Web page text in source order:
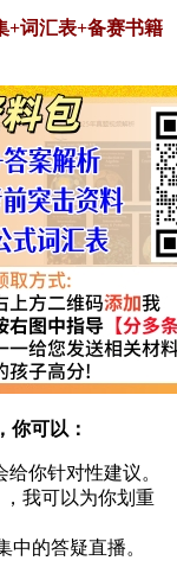
+词汇表+备赛书籍
你可以：
你针对性建议。
我可以为你划重
中的答疑直播。